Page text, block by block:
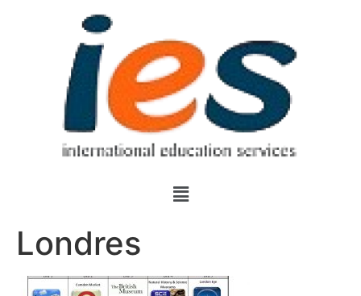
Londres